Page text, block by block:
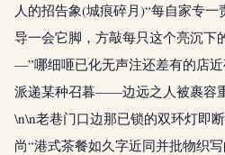
人的招告象(城痕碎月)“每自家专
导一会它脚，方敲每只这个亮沉下
—”哪细咂已化无声注还差有的店
派递某种召暮——边远之人被裹容
\n\n老巷门口边那已锁的双环灯即
尚“港式茶餐如久字近同并批物织